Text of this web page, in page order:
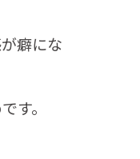
癖にな
す。